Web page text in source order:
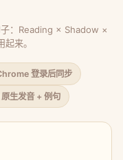
：Reading × Shadow ×
来。
登录后同步
生发音 + 例句